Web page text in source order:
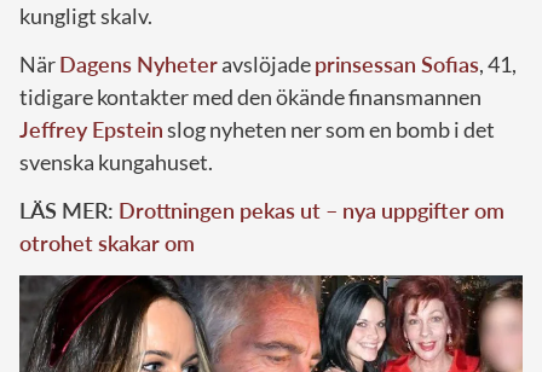
kungligt skalv.
NärDagens Nyheteravslöjadeprinsessan Sofias, 41,
tidigare kontakter med den ökände finansmannen
Jeffrey Epsteinslog nyheten ner som en bomb i det
svenska kungahuset.
LÄS MER: Drottningen pekas ut – nya uppgifter om
otrohet skakar om